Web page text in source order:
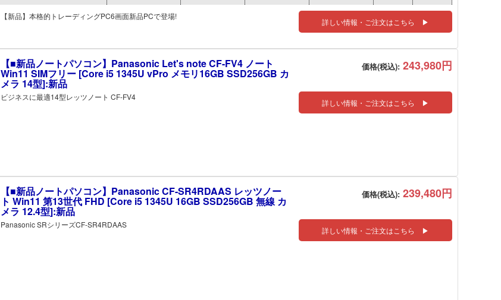
【新品】本格的トレーディングPC6画面新品PCで登場!
詳しい情報・ご注文はこちら ▶
【■新品ノートパソコン】Panasonic Let's note CF-FV4 ノート
Win11 SIMフリー [Core i5 1345U vPro メモリ16GB SSD256GB カ
メラ 14型]:新品
価格(税込): 243,980円
ビジネスに最適14型レッツノート CF-FV4
詳しい情報・ご注文はこちら ▶
【■新品ノートパソコン】Panasonic CF-SR4RDAAS レッツノー
ト Win11 第13世代 FHD [Core i5 1345U 16GB SSD256GB 無線 カ
メラ 12.4型]:新品
価格(税込): 239,480円
Panasonic SRシリーズCF-SR4RDAAS
詳しい情報・ご注文はこちら ▶